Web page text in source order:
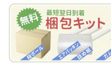
でお届
自宅でおもちゃを発送・梱包
梱包キ
申し込
お届け
自宅でおもちゃを発送・梱包